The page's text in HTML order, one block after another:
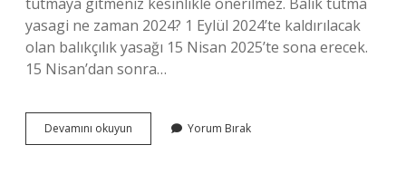
yasagi ne zaman 2024? 1 Eylül 2024’te kaldırılacak
olan balıkçılık yasağı 15 Nisan 2025’te sona erecek.
15 Nisan’dan sonra…
Devamını okuyun
Ne
Yorum Bırak